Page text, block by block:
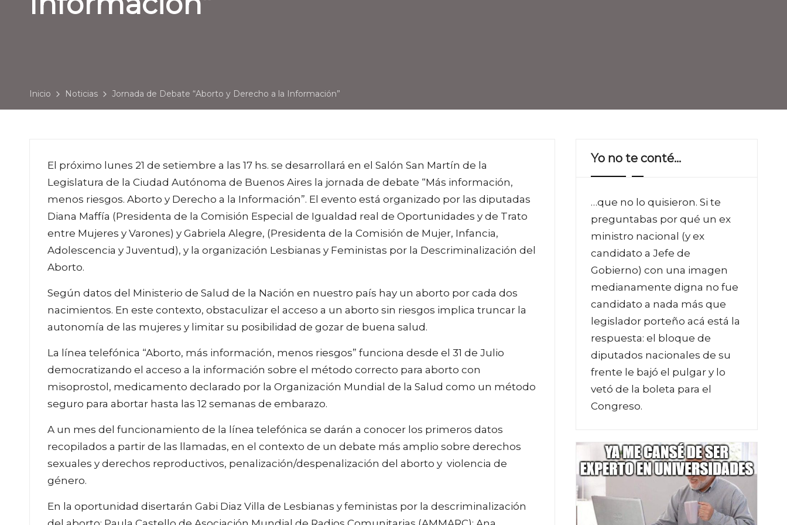
Inicio Noticias Jornada de Debate “Aborto y Derecho a la Información”
El próximo lunes 21 de setiembre a las 17 hs. se desarrollará en el Salón San Martín de la
Legislatura de la Ciudad Autónoma de Buenos Aires la jornada de debate “Más información,
menos riesgos. Aborto y Derecho a la Información”. El evento está organizado por las diputadas
Diana Maffía (Presidenta de la Comisión Especial de Igualdad real de Oportunidades y de Trato
entre Mujeres y Varones) y Gabriela Alegre, (Presidenta de la Comisión de Mujer, Infancia,
Adolescencia y Juventud), y la organización Lesbianas y Feministas por la Descriminalización del
Aborto.
Según datos del Ministerio de Salud de la Nación en nuestro país hay un aborto por cada dos
nacimientos. En este contexto, obstaculizar el acceso a un aborto sin riesgos implica truncar la
autonomía de las mujeres y limitar su posibilidad de gozar de buena salud.
La línea telefónica “Aborto, más información, menos riesgos” funciona desde el 31 de Julio
democratizando el acceso a la información sobre el método correcto para aborto con
misoprostol, medicamento declarado por la Organización Mundial de la Salud como un método
seguro para abortar hasta las 12 semanas de embarazo.
A un mes del funcionamiento de la línea telefónica se darán a conocer los primeros datos
recopilados a partir de las llamadas, en el contexto de un debate más amplio sobre derechos
sexuales y derechos reproductivos, penalización/despenalización del aborto y violencia de
género.
En la oportunidad disertarán Gabi Diaz Villa de Lesbianas y feministas por la descriminalización
Yo no te conté…
…que no lo quisieron. Si te
preguntabas por qué un ex
ministro nacional (y ex
candidato a Jefe de
Gobierno) con una imagen
medianamente digna no fue
candidato a nada más que
legislador porteño acá está la
respuesta: el bloque de
diputados nacionales de su
frente le bajó el pulgar y lo
vetó de la boleta para el
Congreso.